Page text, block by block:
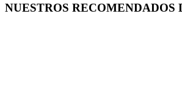
NUESTROS RECOMENDADOS